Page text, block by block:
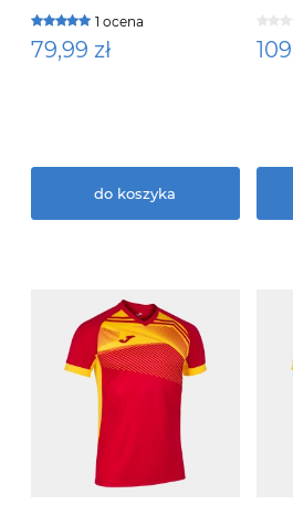
1 ocena
79,99 zł
do koszyka